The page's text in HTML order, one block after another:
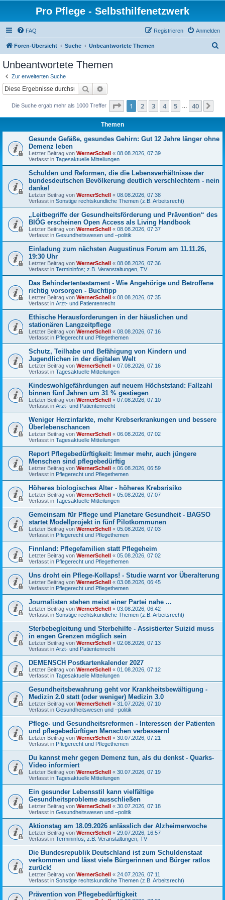
Pro Pflege - Selbsthilfenetzwerk
FAQ Anmelden
Registrieren
Foren-Übersicht Suche Unbeantwortete Themen
Unbeantwortete Themen
Zur erweiterten Suche
Suche
Die Suche ergab mehr als 1000 Treffer Seite 1von 40
1 2 3 4 5 40
Themen
Gesunde Gefäße, gesundes Gehirn: Gut 12 Jahre länger ohne
Demenz leben
Letzter Beitrag von WernerSchell « 08.08.2026, 07:39
Verfasst in Tagesaktuelle Mitteilungen
Schulden und Reformen, die die Lebensverhältnisse der
bundesdeutschen Bevölkerung deutlich verschlechtern - nein
danke!
Letzter Beitrag von WernerSchell « 08.08.2026, 07:38
Verfasst in Sonstige rechtskundliche Themen (z.B. Arbeitsrecht)
„Leitbegriffe der Gesundheitsförderung und Prävention“ des
BIÖG erscheinen Open Access als Living Handbook
Letzter Beitrag von WernerSchell « 08.08.2026, 07:37
Verfasst in Gesundheitswesen und –politik
Einladung zum nächsten Augustinus Forum am 11.11.26,
19:30 Uhr
Letzter Beitrag von WernerSchell « 08.08.2026, 07:36
Verfasst in Termininfos; z.B. Veranstaltungen, TV
Das Behindertentestament - Wie Angehörige und Betroffene
richtig vorsorgen - Buchtipp
Letzter Beitrag von WernerSchell « 08.08.2026, 07:35
Verfasst in Arzt- und Patientenrecht
Ethische Herausforderungen in der häuslichen und
stationären Langzeitpflege
Letzter Beitrag von WernerSchell « 08.08.2026, 07:16
Verfasst in Pflegerecht und Pflegethemen
Schutz, Teilhabe und Befähigung von Kindern und
Jugendlichen in der digitalen Welt
Letzter Beitrag von WernerSchell « 07.08.2026, 07:16
Verfasst in Tagesaktuelle Mitteilungen
Kindeswohlgefährdungen auf neuem Höchststand: Fallzahl
binnen fünf Jahren um 31 % gestiegen
Letzter Beitrag von WernerSchell « 07.08.2026, 07:10
Verfasst in Arzt- und Patientenrecht
Weniger Herzinfarkte, mehr Krebserkrankungen und bessere
Überlebenschancen
Letzter Beitrag von WernerSchell « 06.08.2026, 07:02
Verfasst in Tagesaktuelle Mitteilungen
Report Pflegebedürftigkeit: Immer mehr, auch jüngere
Menschen sind pflegebedürftig
Letzter Beitrag von WernerSchell « 06.08.2026, 06:59
Verfasst in Pflegerecht und Pflegethemen
Höheres biologisches Alter - höheres Krebsrisiko
Letzter Beitrag von WernerSchell « 05.08.2026, 07:07
Verfasst in Tagesaktuelle Mitteilungen
Gemeinsam für Pflege und Planetare Gesundheit - BAGSO
startet Modellprojekt in fünf Pilotkommunen
Letzter Beitrag von WernerSchell « 05.08.2026, 07:03
Verfasst in Pflegerecht und Pflegethemen
Finnland: Pflegefamilien statt Pflegeheim
Letzter Beitrag von WernerSchell « 05.08.2026, 07:02
Verfasst in Pflegerecht und Pflegethemen
Uns droht ein Pflege-Kollaps! - Studie warnt vor Überalterung
Letzter Beitrag von WernerSchell « 03.08.2026, 06:45
Verfasst in Pflegerecht und Pflegethemen
Journalisten stehen meist einer Partei nahe ...
Letzter Beitrag von WernerSchell « 03.08.2026, 06:42
Verfasst in Sonstige rechtskundliche Themen (z.B. Arbeitsrecht)
Sterbebegleitung und Sterbehilfe - Assistierter Suizid muss
in engen Grenzen möglich sein
Letzter Beitrag von WernerSchell « 02.08.2026, 07:13
Verfasst in Arzt- und Patientenrecht
DEMENSCH Postkartenkalender 2027
Letzter Beitrag von WernerSchell « 01.08.2026, 07:12
Verfasst in Tagesaktuelle Mitteilungen
Gesundheitsbewahrung geht vor Krankheitsbewältigung -
Medizin 2.0 statt (oder weniger) Medizin 3.0
Letzter Beitrag von WernerSchell « 31.07.2026, 07:10
Verfasst in Gesundheitswesen und –politik
Pflege- und Gesundheitsreformen - Interessen der Patienten
und pflegebedürftigen Menschen verbessern!
Letzter Beitrag von WernerSchell « 30.07.2026, 07:21
Verfasst in Pflegerecht und Pflegethemen
Du kannst mehr gegen Demenz tun, als du denkst - Quarks-
Video informiert
Letzter Beitrag von WernerSchell « 30.07.2026, 07:19
Verfasst in Tagesaktuelle Mitteilungen
Ein gesunder Lebensstil kann vielfältige
Gesundheitsprobleme ausschließen
Letzter Beitrag von WernerSchell « 30.07.2026, 07:18
Verfasst in Gesundheitswesen und –politik
Aktionstag am 18.09.2026 anlässlich der Alzheimerwoche
Letzter Beitrag von WernerSchell « 29.07.2026, 16:57
Verfasst in Termininfos; z.B. Veranstaltungen, TV
Die Bundesrepublik Deutschland ist zum Schuldenstaat
verkommen und lässt viele Bürgerinnen und Bürger ratlos
zurück!
Letzter Beitrag von WernerSchell « 24.07.2026, 07:11
Verfasst in Sonstige rechtskundliche Themen (z.B. Arbeitsrecht)
Prävention von Pflegebedürftigkeit